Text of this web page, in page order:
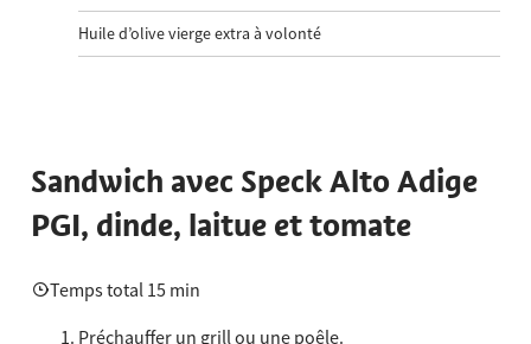
Huile d’olive vierge extra à volonté
Sandwich avec Speck Alto Adige
PGI, dinde, laitue et tomate
Temps total 15 min
Préchauffer un grill ou une poêle.